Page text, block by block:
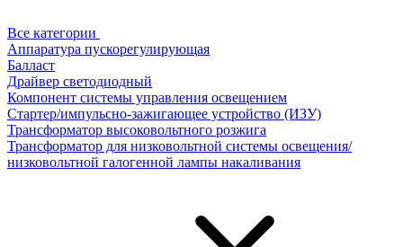
Все категории
Аппаратура пускорегулирующая
Балласт
Драйвер светодиодный
Компонент системы управления освещением
Стартер/импульсно-зажигающее устройство (ИЗУ)
Трансформатор высоковольтного розжига
Трансформатор для низковольтной системы освещения/
низковольтной галогенной лампы накаливания